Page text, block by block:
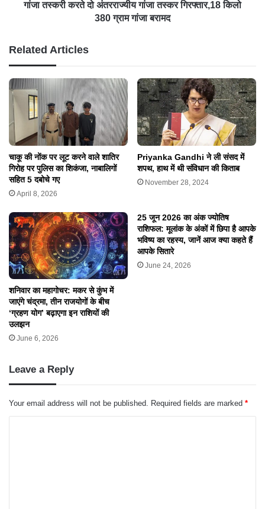
गांजा तस्करी करते दो अंतरराज्यीय गांजा तस्कर गिरफ्तार,18 किलो
380 ग्राम गांजा बरामद
Related Articles
चाकू की नोंक पर लूट करने वाले शातिर
गिरोह पर पुलिस का शिकंजा, नाबालिगों
सहित 5 दबोचे गए
April 8, 2026
Priyanka Gandhi ने ली संसद में
शपथ, हाथ में थी संविधान की किताब
November 28, 2024
शनिवार का महागोचर: मकर से कुंभ में
जाएंगे चंद्रमा, तीन राजयोगों के बीच
‘ग्रहण योग’ बढ़ाएगा इन राशियों की
उलझन
June 6, 2026
25 जून 2026 का अंक ज्योतिष
राशिफल: मूलांक के अंकों में छिपा है आपके
भविष्य का रहस्य, जानें आज क्या कहते हैं
आपके सितारे
June 24, 2026
Leave a Reply
Your email address will not be published. Required fields are marked *